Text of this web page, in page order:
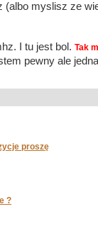
(albo myslisz ze
I tu jest bol. Tak
pewny ale
proszę
?